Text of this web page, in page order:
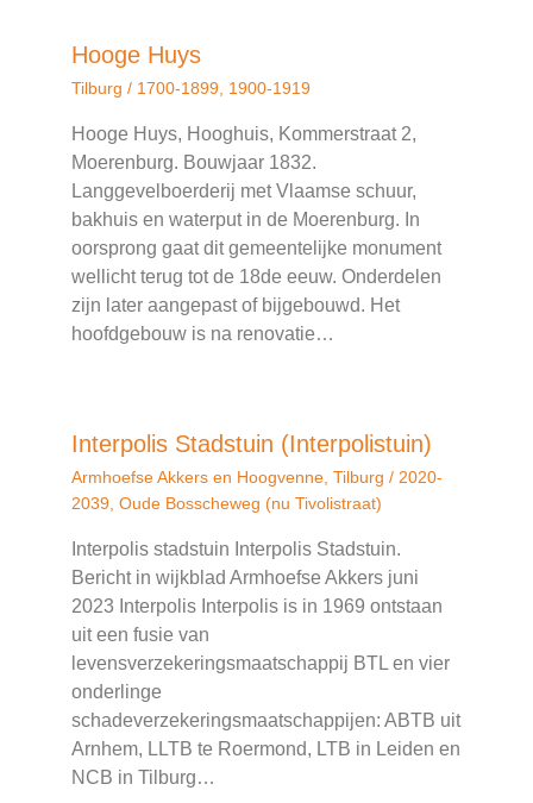
Hooge Huys
Tilburg / 1700-1899 1900-1919
Hooge Huys, Hooghuis, Kommerstraat 2,
Moerenburg. Bouwjaar 1832.
Langgevelboerderij met Vlaamse schuur,
bakhuis en waterput in de Moerenburg. In
oorsprong gaat dit gemeentelijke monument
wellicht terug tot de 18de eeuw. Onderdelen
zijn later aangepast of bijgebouwd. Het
hoofdgebouw is na renovatie…
Interpolis Stadstuin (Interpolistuin)
Armhoefse Akkers en Hoogvenne Tilburg / 2020-
2039 Oude Bosscheweg (nu Tivolistraat)
Interpolis stadstuin Interpolis Stadstuin.
Bericht in wijkblad Armhoefse Akkers juni
2023 Interpolis Interpolis is in 1969 ontstaan
uit een fusie van
levensverzekeringsmaatschappij BTL en vier
onderlinge
schadeverzekeringsmaatschappijen: ABTB uit
Arnhem, LLTB te Roermond, LTB in Leiden en
NCB in Tilburg…